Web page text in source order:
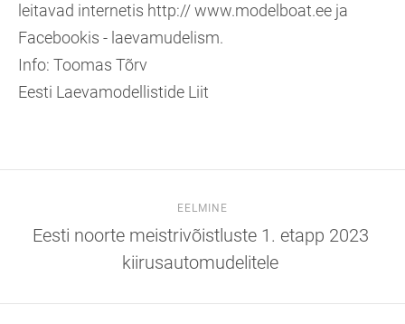
leitavad internetis http:// www.modelboat.ee ja
Facebookis - laevamudelism.
Info: Toomas Tõrv
Eesti Laevamodellistide Liit
EELMINE
Eesti noorte meistrivõistluste 1. etapp 2023
kiirusautomudelitele